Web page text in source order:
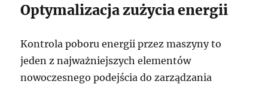
Optymalizacja zużycia energii
Kontrola poboru energii przez maszyny to
jeden z najważniejszych elementów
nowoczesnego podejścia do zarządzania